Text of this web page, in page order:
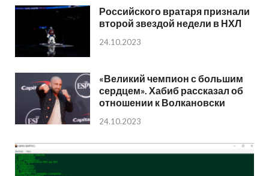
Российского вратаря признали
второй звездой недели в НХЛ
24.10.2023
«Великий чемпион с большим
сердцем». Хабиб рассказал об
отношении к Волкановски
24.10.2023